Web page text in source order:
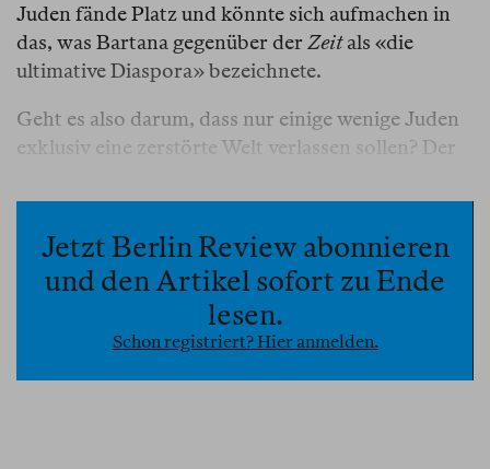
Juden fände Platz und könnte sich aufmachen in
das, was Bartana gegenüber der Zeitals «die
ultimative Diaspora» bezeichnete.
Geht es also darum, dass nur einige wenige Juden
exklusiv eine zerstörte Welt verlassen sollen? Der
Frage: DieLight To The Nations, heißt es da, soll
der übrigen Menschheit zum «Leuchtfeuer der
Hoffnung und Innovation» werden, zur
«Blaupause für den potenziellen Bau weiterer
Raumschiffe», eine Einladung an die Menschheit,
«sich kollektiv auf Reisen zu begeben».
Jetzt Berlin Review abonnieren
und den Artikel sofort zu Ende
lesen.
Schon registriert? Hier anmelden.